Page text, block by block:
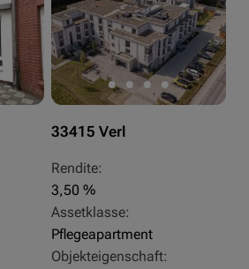
33415 Verl
Rendite:
3,50 %
Assetklasse:
Pflegeapartment
Objekteigenschaft: